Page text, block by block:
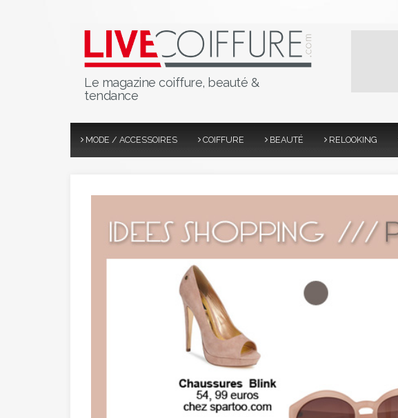
Le magazine coiffure, beauté &
tendance
MODE / ACCESSOIRES COIFFURE BEAUTÉ RELOOKING